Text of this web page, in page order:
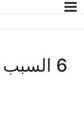
6 السبب الرئيسي للاكتئاب